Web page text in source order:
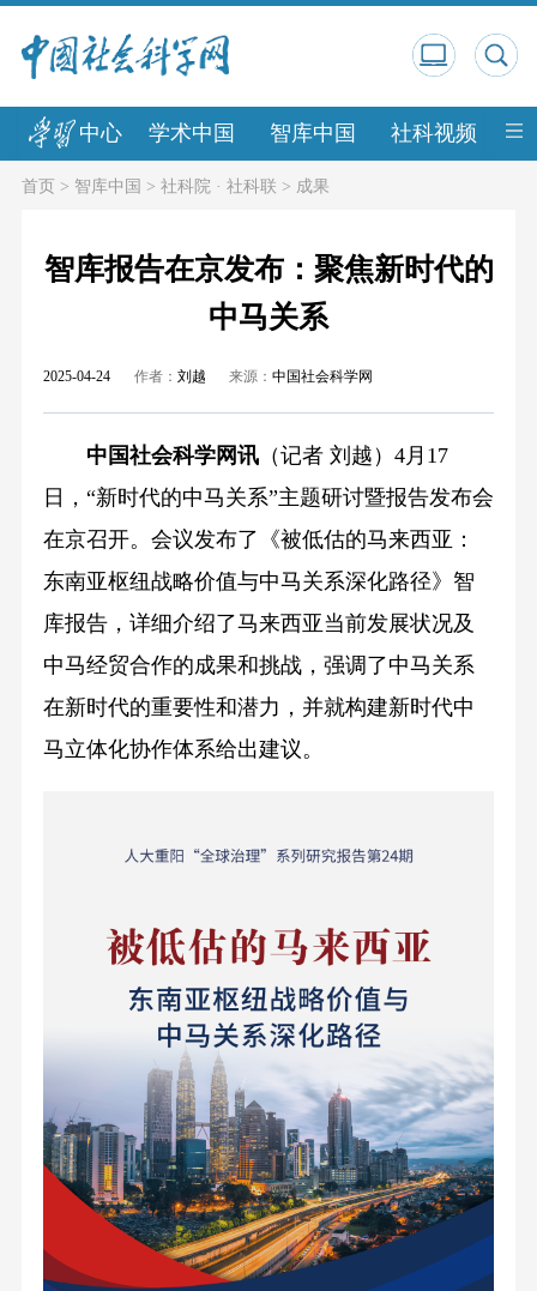
中心 学术中国 智库中国 社科视频 中
首页> 智库中国 > 社科院 · 社科联 > 成果
智库报告在京发布：聚焦新时代的
中马关系
2025-04-24 作者： 刘越 来源：中国社会科学网
中国社会科学网讯（记者 刘越）4月17
日，“新时代的中马关系”主题研讨暨报告发布会
在京召开。会议发布了《被低估的马来西亚：
东南亚枢纽战略价值与中马关系深化路径》智
库报告，详细介绍了马来西亚当前发展状况及
中马经贸合作的成果和挑战，强调了中马关系
在新时代的重要性和潜力，并就构建新时代中
马立体化协作体系给出建议。